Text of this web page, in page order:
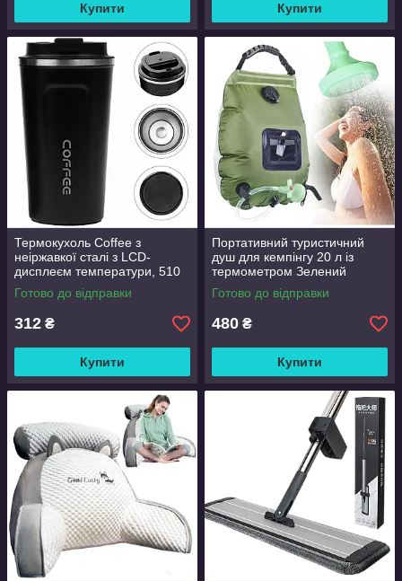
Купити Купити
Термокухоль Coffee з
неіржавкої сталі з LCD-
дисплеєм температури, 510
мл Чорний
Готово до відправки
312 ₴
Купити
Портативний туристичний
душ для кемпінгу 20 л із
термометром Зелений
Готово до відправки
480 ₴
Купити